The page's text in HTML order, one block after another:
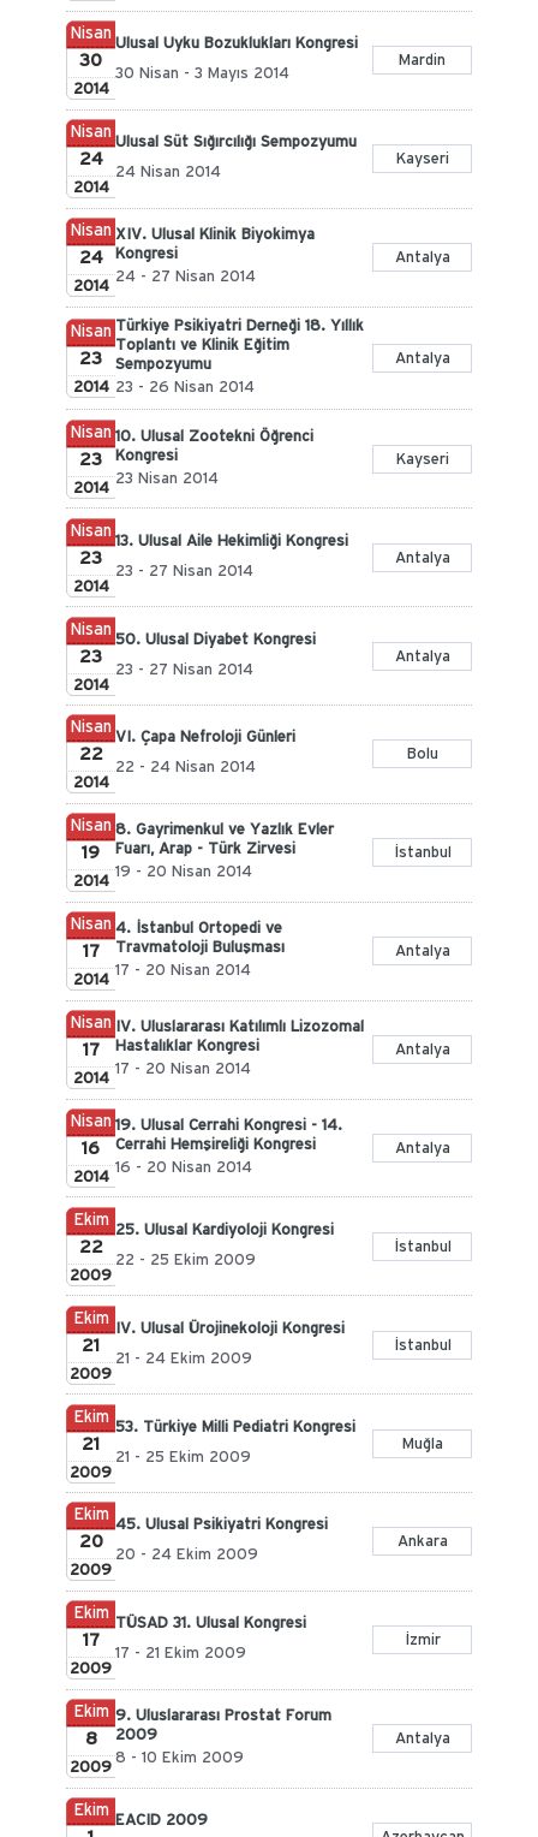
Nisan
30
2014
Ulusal Uyku Bozuklukları Kongresi
30 Nisan - 3 Mayıs 2014
Mardin
Nisan
24
2014
Ulusal Süt Sığırcılığı Sempozyumu
24 Nisan 2014
Kayseri
Nisan
24
2014
XIV. Ulusal Klinik Biyokimya
Kongresi
24 - 27 Nisan 2014
Antalya
Nisan
23
2014
Türkiye Psikiyatri Derneği 18. Yıllık
Toplantı ve Klinik Eğitim
Sempozyumu
23 - 26 Nisan 2014
Antalya
Nisan
23
2014
10. Ulusal Zootekni Öğrenci
Kongresi
23 Nisan 2014
Kayseri
Nisan
23
2014
13. Ulusal Aile Hekimliği Kongresi
23 - 27 Nisan 2014
Antalya
Nisan
23
2014
50. Ulusal Diyabet Kongresi
23 - 27 Nisan 2014
Antalya
Nisan
22
2014
VI. Çapa Nefroloji Günleri
22 - 24 Nisan 2014
Bolu
Nisan
19
2014
8. Gayrimenkul ve Yazlık Evler
Fuarı, Arap - Türk Zirvesi
19 - 20 Nisan 2014
İstanbul
Nisan
17
2014
4. İstanbul Ortopedi ve
Travmatoloji Buluşması
17 - 20 Nisan 2014
Antalya
Nisan
17
2014
IV. Uluslararası Katılımlı Lizozomal
Hastalıklar Kongresi
17 - 20 Nisan 2014
Antalya
Nisan
16
2014
19. Ulusal Cerrahi Kongresi - 14.
Cerrahi Hemşireliği Kongresi
16 - 20 Nisan 2014
Antalya
Ekim
22
2009
25. Ulusal Kardiyoloji Kongresi
22 - 25 Ekim 2009
İstanbul
Ekim
21
2009
IV. Ulusal Ürojinekoloji Kongresi
21 - 24 Ekim 2009
İstanbul
Ekim
21
2009
53. Türkiye Milli Pediatri Kongresi
21 - 25 Ekim 2009
Muğla
Ekim
20
2009
45. Ulusal Psikiyatri Kongresi
20 - 24 Ekim 2009
Ankara
Ekim
17
2009
TÜSAD 31. Ulusal Kongresi
17 - 21 Ekim 2009
İzmir
Ekim
8
2009
9. Uluslararası Prostat Forum
2009
8 - 10 Ekim 2009
Antalya
Ekim
EACID 2009